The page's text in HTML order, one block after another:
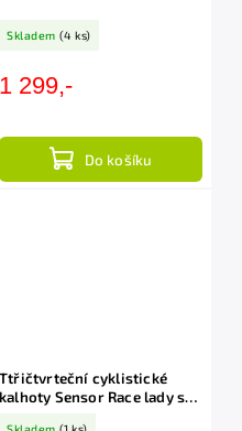
Skladem (4 ks)
1 299,-
Do košíku
Ttřičtvrteční cyklistické
kalhoty Sensor Race lady s